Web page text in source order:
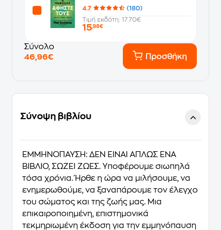
4.7
(180)
Τιμή εκδότη: 17.70€
15,98€
Σύνολο
46,96€
Προσθήκη
Σύνοψη βιβλίου
ΕΜΜΗΝΟΠΑΥΣΗ: ΔΕΝ ΕΙΝΑΙ ΑΠΛΩΣ ΕΝΑ
ΒΙΒΛΙΟ, ΣΩΖΕΙ ΖΩΕΣ. Υποφέρουμε σιωπηλά
τόσα χρόνια. Ήρθε η ώρα να μιλήσουμε, να
ενημερωθούμε, να ξαναπάρουμε τον έλεγχο
του σώματος και της ζωής μας. Μια
επικαιροποιημένη, επιστημονικά
τεκμηριωμένη έκδοση για την εμμηνόπαυση